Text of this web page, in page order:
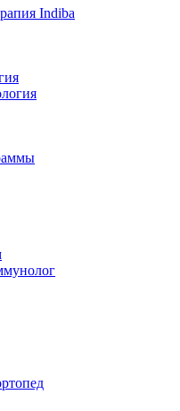
Indiba